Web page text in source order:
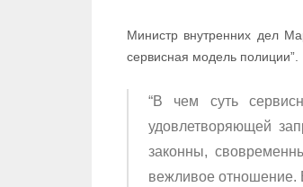
Министр внутренних дел
сервисная модель полиции”.
“В чем суть
удовлетворяющей
законны,
вежливое отношение.